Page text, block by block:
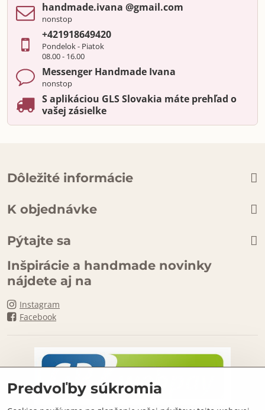
handmade​.ivana ​@gmail​.com
nonstop
+421918649420
Pondelok - Piatok
08.00 - 16.00
Messenger Handmade Ivana
nonstop
S aplikáciou GLS Slovakia máte prehľad o
vašej zásielke
Dôležité informácie
K objednávke
Pýtajte sa
Inšpirácie a handmade novinky
nájdete aj na
Instagram
Facebook
Predvoľby súkromia